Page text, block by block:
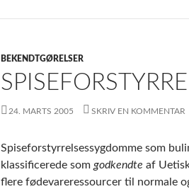
BEKENDTGØRELSER
24. MARTS 2005 SKRIV EN KOMMENTAR
Spiseforstyrrelsessygdomme som
klassificerede som godkendte af
flere fødevareressourcer til normale